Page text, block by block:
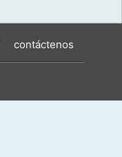
contáctenos